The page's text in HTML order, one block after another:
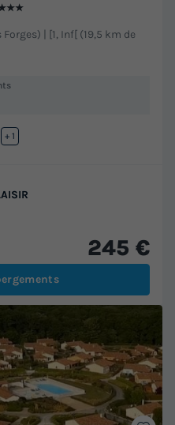
Forges) | [1, Inf[ (19,5 km de
+ 1
245 €